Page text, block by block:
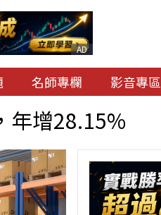
AD
名師專欄 影音專區
年增28.15%